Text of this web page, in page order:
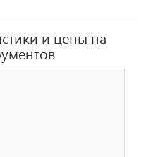
и цены на